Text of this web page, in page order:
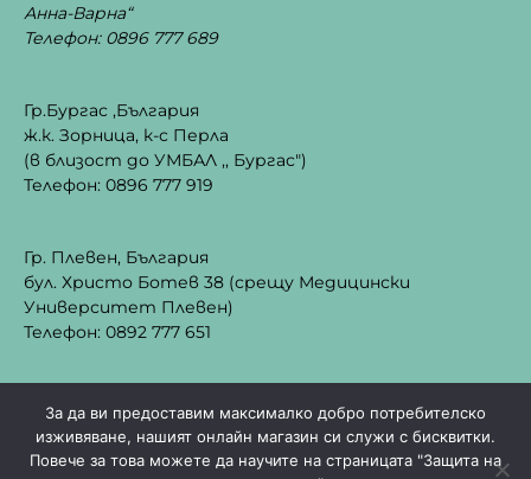
Анна-Варна“
Телефон: 0896 777 689
Гр.Бургас ,България
ж.к. Зорница, к-с Перла
(в близост до УМБАЛ ,, Бургас")
Телефон: 0896 777 919
Гр. Плевен, България
бул. Христо Ботев 38 (срещу Медицински
Университет Плевен)
Телефон: 0892 777 651
©2024 Cizgimedical всички права са запазени |
За да ви предоставим максималко добро потребителско
изживяване, нашият онлайн магазин си служи с бисквитки.
Повече за това можете да научите на страницата "Защита на